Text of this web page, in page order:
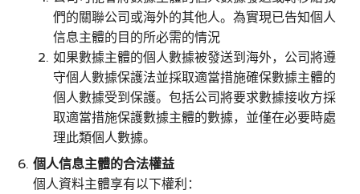
們的關聯公司或海外的其他人。為實現已告知個人
信息主體的目的所必需的情況
如果數據主體的個人數據被發送到海外，公司將遵
守個人數據保護法並採取適當措施確保數據主體的
個人數據受到保護。包括公司將要求數據接收方採
取適當措施保護數據主體的數據，並僅在必要時處
理此類個人數據。
個人信息主體的合法權益
個人資料主體享有以下權利：